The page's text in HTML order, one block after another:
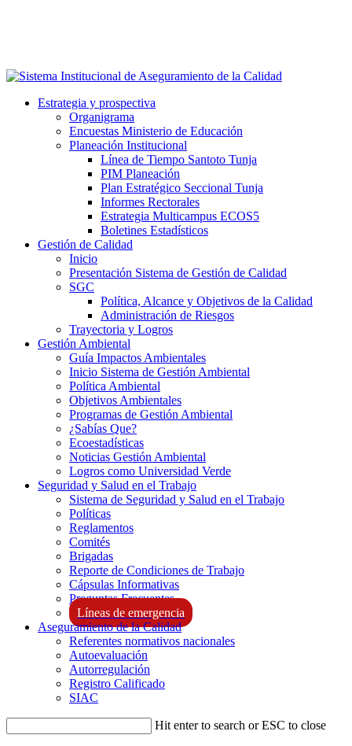
Estrategia y prospectiva
Organigrama
Encuestas Ministerio de Educación
Planeación Institucional
Línea de Tiempo Santoto Tunja
PIM Planeación
Plan Estratégico Seccional Tunja
Informes Rectorales
Estrategia Multicampus ECOS5
Boletines Estadísticos
Gestión de Calidad
Inicio
Presentación Sistema de Gestión de Calidad
SGC
Política, Alcance y Objetivos de la Calidad
Administración de Riesgos
Trayectoria y Logros
Gestión Ambiental
Guía Impactos Ambientales
Inicio Sistema de Gestión Ambiental
Política Ambiental
Objetivos Ambientales
Programas de Gestión Ambiental
¿Sabías Que?
Ecoestadísticas
Noticias Gestión Ambiental
Logros como Universidad Verde
Seguridad y Salud en el Trabajo
Sistema de Seguridad y Salud en el Trabajo
Políticas
Reglamentos
Comités
Brigadas
Reporte de Condiciones de Trabajo
Cápsulas Informativas
Preguntas Frecuentes
Líneas de emergencia
Aseguramiento de la Calidad
Referentes normativos nacionales
Autoevaluación
Autorregulación
Registro Calificado
SIAC
Hit enter to search or ESC to close